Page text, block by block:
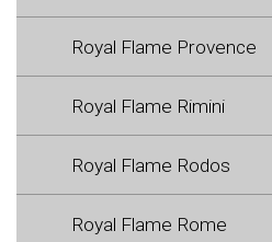
Royal Flame Provence
Royal Flame Rimini
Royal Flame Rodos
Royal Flame Rome